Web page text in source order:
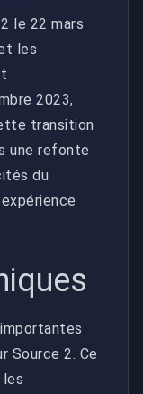
le 22 mars
les
2023,
transition
une refonte
du
Source 2. Ce
les